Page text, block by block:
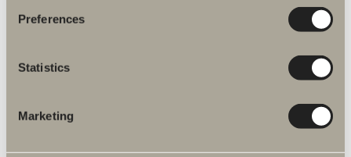
Preferences
Statistics
Marketing